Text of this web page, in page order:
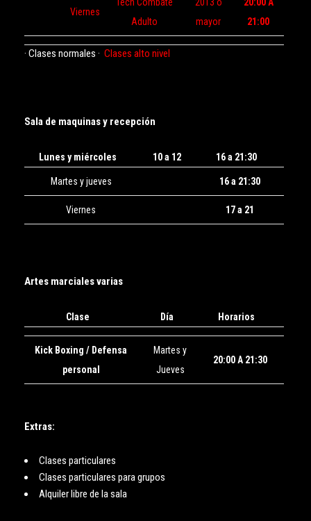
Viernes
Adulto
mayor
21:00
· Clases normales · Clases alto nivel
Sala de maquinas y recepción
Lunes y miércoles 10 a 12 16 a 21:30
Martes y jueves 16 a 21:30
Viernes 17 a 21
Artes marciales varias
Clase Día Horarios
Kick Boxing / Defensa
personal
Martes y
Jueves
20:00 A 21:30
Extras:
Clases particulares
Clases particulares para grupos
Alquiler libre de la sala